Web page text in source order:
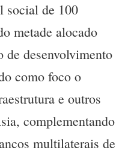
social de 100
metade alocado
de desenvolvimento
como foco o
e outros
complementando
multilaterais de